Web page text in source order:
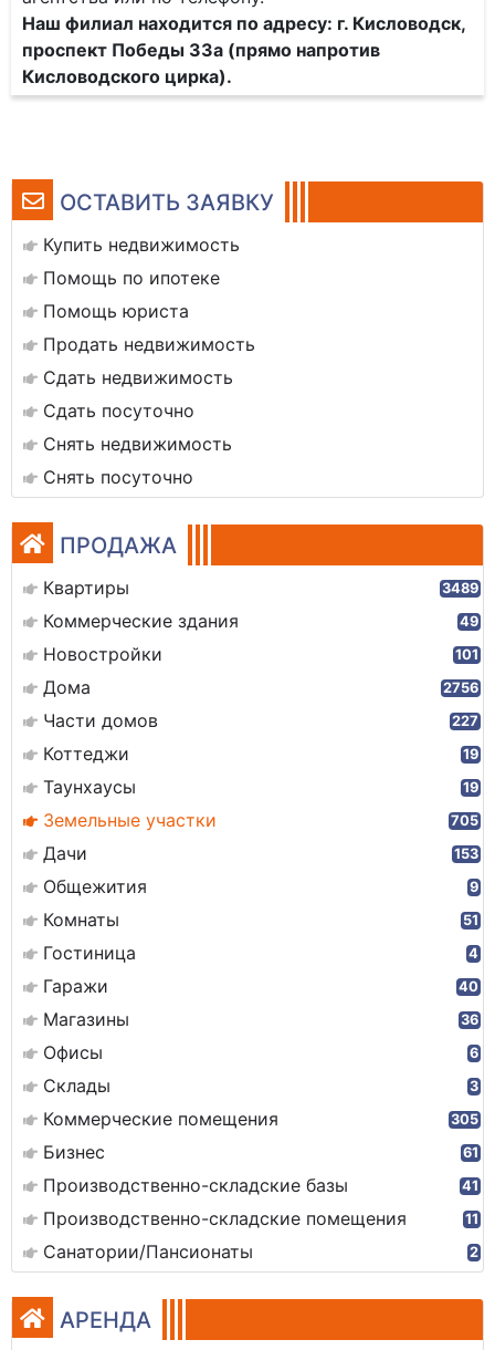
ОСТАВИТЬ ЗАЯВКУ
Купить недвижимость
Помощь по ипотеке
Помощь юриста
Продать недвижимость
Сдать недвижимость
Сдать посуточно
Снять недвижимость
Снять посуточно
ПРОДАЖА
Квартиры 3489
Коммерческие здания 49
Новостройки 101
Дома 2756
Части домов 227
Коттеджи 19
Таунхаусы 19
Земельные участки 705
Дачи 153
Общежития 9
Комнаты 51
Гостиница 4
Гаражи 40
Магазины 36
Офисы 6
Склады 3
Коммерческие помещения 305
Бизнес 61
Производственно-складские базы 41
Производственно-складские помещения 11
Санатории/Пансионаты 2
АРЕНДА
Наш филиал находится по адресу: г. Кисловодск,
проспект Победы 33а (прямо напротив
Кисловодского цирка).